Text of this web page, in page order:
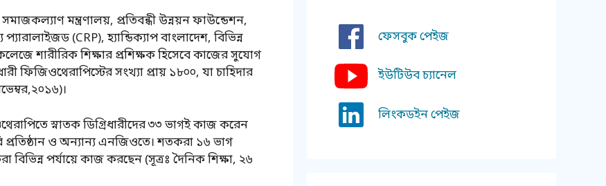
মন্ত্রণালয়, প্রতিবন্ধী উন্নয়ন ফাউন্ডেশন,
প্যারালাইজড (CRP), হ্যান্ডিক্যাপ বাংলাদেশ, বিভিন্ন
শারীরিক শিক্ষার প্রশিক্ষক হিসেবে কাজের সুযোগ
ফিজিওথেরাপিস্টের সংখ্যা প্রায় ১৮০০, যা চাহিদার
স্নাতক ডিগ্রিধারীদের ৩৩ ভাগই কাজ করেন
ও অন্যান্য এনজিওতে। শতকরা ১৬ ভাগ
পর্যায়ে কাজ করছেন (সূত্রঃ দৈনিক শিক্ষা, ২৬
ফেসবুক পেইজ
ইউটিউব চ্যানেল
লিংকডইন পেইজ